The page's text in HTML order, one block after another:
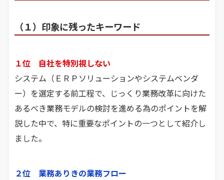
（１）印象に残ったキーワード
１位 自社を特別視しない
システム（ＥＲＰソリューションやシステムベンダ
ー）を選定する前工程で、じっくり業務改革に向けた
あるべき業務モデルの検討を進める為のポイントを解
説した中で、特に重要なポイントの一つとして紹介し
ました。
２位 業務ありきの業務フロー